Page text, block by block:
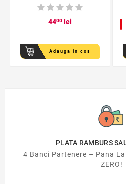
4400lei
Adauga in cos
PLATA RAMBURS
4 Banci Partenere – Pana
ZERO!